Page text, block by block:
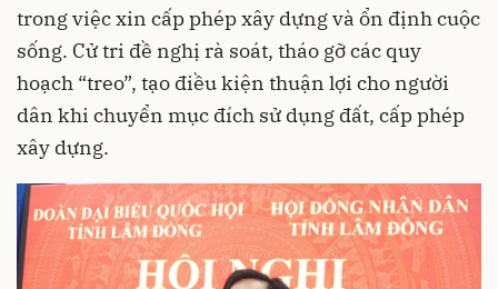
trong việc xin cấp phép xây dựng và ổn định cuộc
sống. Cử tri đề nghị rà soát, tháo gỡ các quy
hoạch “treo”, tạo điều kiện thuận lợi cho người
dân khi chuyển mục đích sử dụng đất, cấp phép
xây dựng.